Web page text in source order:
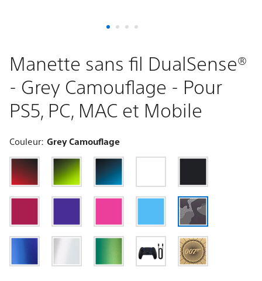
PC,
MAC
et
Mobile
Manette sans fil DualSense®
- Grey Camouflage - Pour
PS5, PC, MAC et Mobile
Couleur: Grey Camouflage